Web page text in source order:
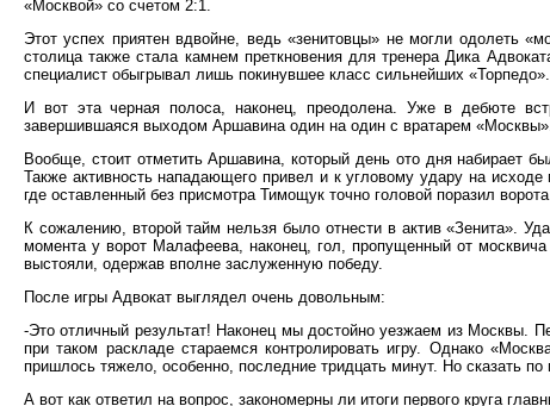
«Москвой» со счетом 2:1.
Этот успех приятен вдвойне, ведь «зенитовцы» не могли одолеть
столица также стала камнем преткновения для тренера Дика
специалист обыгрывал лишь покинувшее класс сильнейших «Торпедо».
И вот эта черная полоса, наконец, преодолена. Уже в дебюте
завершившаяся выходом Аршавина один на один с вратарем
Вообще, стоит отметить Аршавина, который день ото дня набирает
Также активность нападающего привел и к угловому удару на
где оставленный без присмотра Тимощук точно головой поразил ворота
К сожалению, второй тайм нельзя было отнести в актив «Зенита».
момента у ворот Малафеева, наконец, гол, пропущенный от
выстояли, одержав вполне заслуженную победу.
После игры Адвокат выглядел очень довольным:
-Это отличный результат! Наконец мы достойно уезжаем из
при таком раскладе стараемся контролировать игру. Однако
пришлось тяжело, особенно, последние тридцать минут. Но сказать
А вот как ответил на вопрос, закономерны ли итоги первого круга